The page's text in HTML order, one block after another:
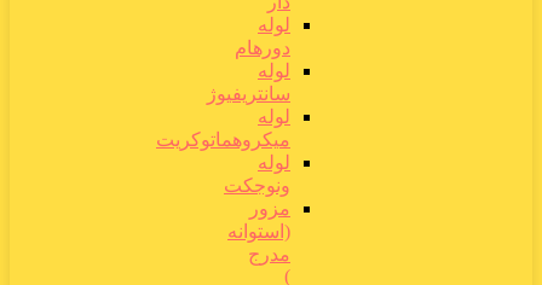
لوله
دورهام
لوله
سانتریفیوژ
لوله
میکروهماتوکریت
لوله
ونوجکت
مزور
(استوانه
مدرج
)